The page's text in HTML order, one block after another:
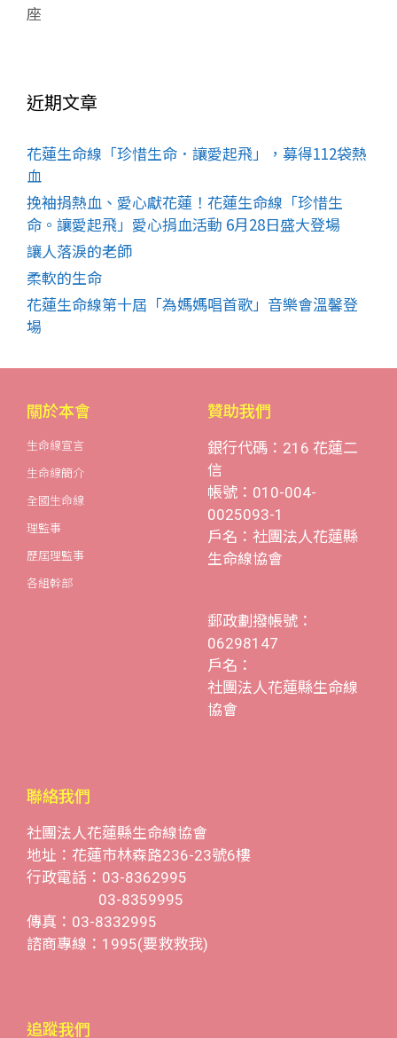
座
近期文章
花蓮生命線「珍惜生命．讓愛起飛」，募得112袋熱
血
挽袖捐熱血、愛心獻花蓮！花蓮生命線「珍惜生
命。讓愛起飛」愛心捐血活動 6月28日盛大登場
讓人落淚的老師
柔軟的生命
花蓮生命線第十屆「為媽媽唱首歌」音樂會溫馨登
場
關於本會
生命線宣言
生命線簡介
全國生命線
理監事
歷屆理監事
各組幹部
贊助我們
銀行代碼：216 花蓮二
信
帳號：010-004-
0025093-1
戶名：社團法人花蓮縣
生命線協會
郵政劃撥帳號：
06298147
戶名：
社團法人花蓮縣生命線
協會
聯絡我們
社團法人花蓮縣生命線協會
地址：花蓮市林森路236-23號6樓
行政電話：03-8362995
03-8359995
傳真：03-8332995
諮商專線：1995(要救救我)
追蹤我們